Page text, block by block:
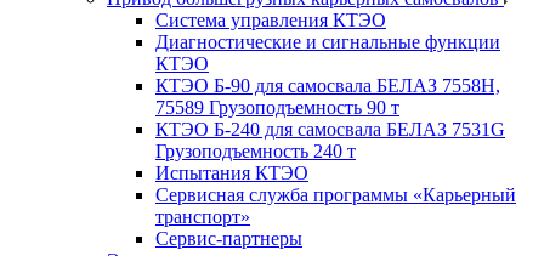
Система управления КТЭО
Диагностические и сигнальные функции
КТЭО
КТЭО Б-90 для самосвала БЕЛАЗ 7558H,
75589 Грузоподъемность 90 т
КТЭО Б-240 для самосвала БЕЛАЗ 7531G
Грузоподъемность 240 т
Испытания КТЭО
Сервисная служба программы «Карьерный
транспорт»
Сервис-партнеры